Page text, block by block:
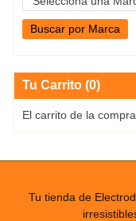
Tu Carrito (0)
El carrito de la
Tu tienda de